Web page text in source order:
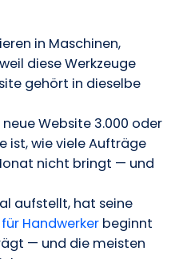
in Maschinen,
diese Werkzeuge
gehört in dieselbe
Website 3.000 oder
ist, wie viele Aufträge
nicht bringt — und
aufstellt, hat seine
Handwerkerbeginnt
— und die meisten